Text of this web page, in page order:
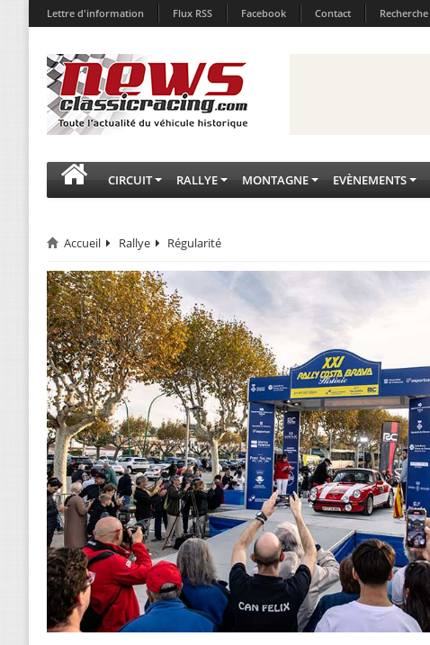
Lettre d'information Flux RSS Facebook Contact Recherche
CIRCUIT RALLYE MONTAGNE EVÈNEMENTS
Accueil Rallye Régularité